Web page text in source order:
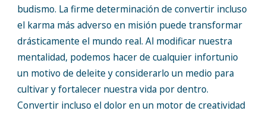
budismo. La firme determinación de convertir incluso
el karma más adverso en misión puede transformar
drásticamente el mundo real. Al modificar nuestra
mentalidad, podemos hacer de cualquier infortunio
un motivo de deleite y considerarlo un medio para
cultivar y fortalecer nuestra vida por dentro.
Convertir incluso el dolor en un motor de creatividad